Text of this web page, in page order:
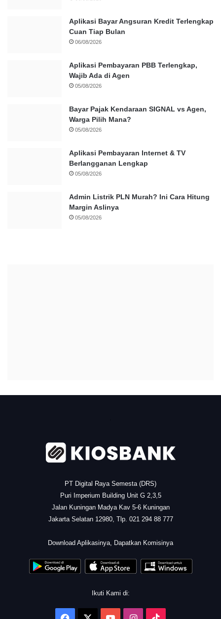
Aplikasi Bayar Angsuran Kredit Terlengkap
Cuan Tiap Bulan
06/08/2026
Aplikasi Pembayaran PBB Terlengkap,
Wajib Ada di Agen
05/08/2026
Bayar Pajak Kendaraan SIGNAL vs Agen,
Warga Pilih Mana?
05/08/2026
Aplikasi Pembayaran Internet & TV
Berlangganan Lengkap
05/08/2026
Admin Listrik PLN Murah? Ini Cara Hitung
Margin Aslinya
05/08/2026
.
PT Digital Raya Semesta (DRS)
Puri Imperium Building Unit G 2,3,5
Jalan Kuningan Madya Kav 5-6 Kuningan
Jakarta Selatan 12980, Tlp. 021 294 88 777
Download Aplikasinya, Dapatkan Komisinya
Ikuti Kami di: